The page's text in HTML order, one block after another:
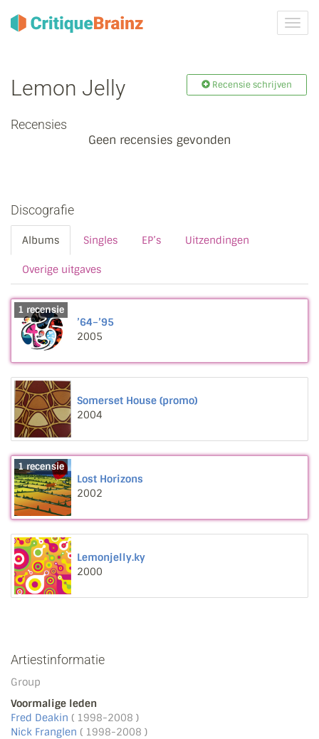
Lemon Jelly Recensie schrijven
Recensies
Geen recensies gevonden
Discografie
Albums Singles EP’s Uitzendingen
Overige uitgaves
1 recensie
’64–’95
2005
Somerset House (promo)
2004
1 recensie
Lost Horizons
2002
Lemonjelly.ky
2000
Artiestinformatie
Group
Voormalige leden
Fred Deakin ( 1998-2008 )
Nick Franglen ( 1998-2008 )